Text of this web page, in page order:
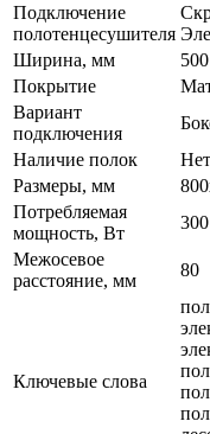
Подключение
полотенцесушителя
Ширина, мм
500
Покрытие
Вариант
подключения
Наличие полок
Нет
Размеры, мм
Потребляемая
мощность, Вт
300
Межосевое
расстояние, мм
80
Ключевые слова